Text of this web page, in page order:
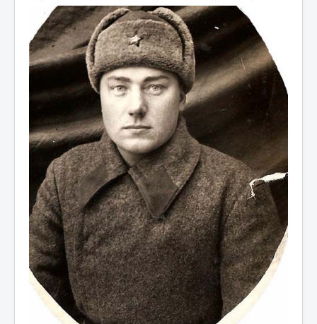
А
Б
В
Е
З
И
К
Л
М
Н